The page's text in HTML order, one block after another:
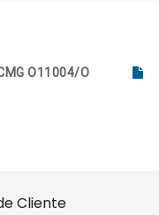
O11004/O
Cliente